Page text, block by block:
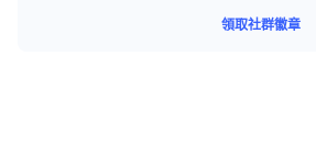
領取社群徽章